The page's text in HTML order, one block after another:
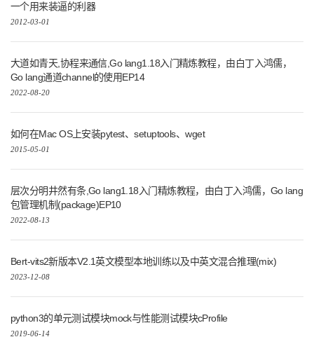
一个用来装逼的利器
2012-03-01
大道如青天,协程来通信,Go lang1.18入门精炼教程，由白丁入鸿儒，
Go lang通道channel的使用EP14
2022-08-20
如何在Mac OS上安装pytest、setuptools、wget
2015-05-01
层次分明井然有条,Go lang1.18入门精炼教程，由白丁入鸿儒，Go lang
包管理机制(package)EP10
2022-08-13
Bert-vits2新版本V2.1英文模型本地训练以及中英文混合推理(mix)
2023-12-08
python3的单元测试模块mock与性能测试模块cProfile
2019-06-14